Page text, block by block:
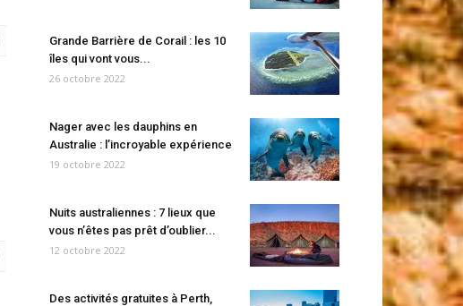
Grande Barrière de Corail : les 10
îles qui vont vous...
26 octobre 2022
Nager avec les dauphins en
Australie : l’incroyable expérience
19 octobre 2022
Nuits australiennes : 7 lieux que
vous n’êtes pas prêt d’oublier...
12 octobre 2022
Des activités gratuites à Perth,